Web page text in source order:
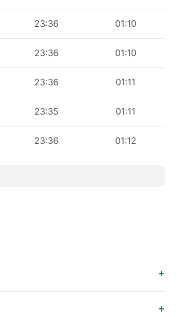
23:36 01:10
23:36 01:10
23:36 01:11
23:35 01:11
23:36 01:12